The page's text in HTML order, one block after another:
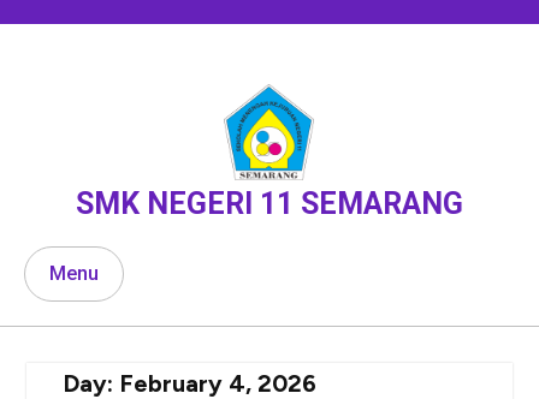
SMK NEGERI 11 SEMARANG
Menu
Day: February 4, 2026